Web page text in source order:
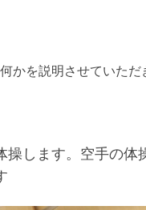
かを説明させていただ
操します。空手の体